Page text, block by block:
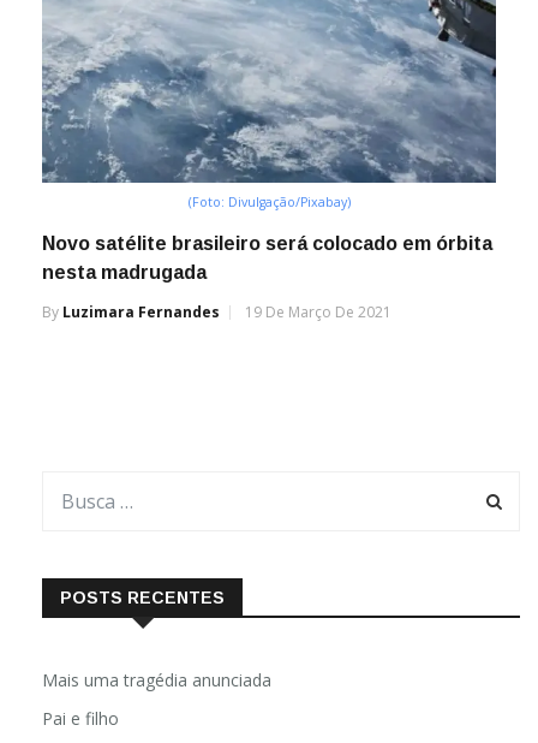
(Foto: Divulgação/Pixabay)
Novo satélite brasileiro será colocado em órbita
nesta madrugada
By Luzimara Fernandes 19 De Março De 2021
POSTS RECENTES
Mais uma tragédia anunciada
Pai e filho